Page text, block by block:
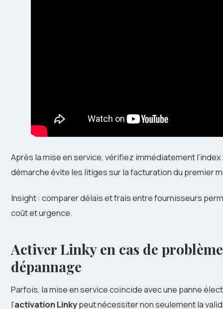
Après la mise en service, vérifiez immédiatement
démarche évite les litiges sur la facturation du premier
Insight : comparer délais et frais entre fournisseurs
coût et urgence.
Activer Linky en cas de
dépannage
Parfois, la mise en service coïncide avec une panne
l’activation Linkypeut nécessiter non seulement la